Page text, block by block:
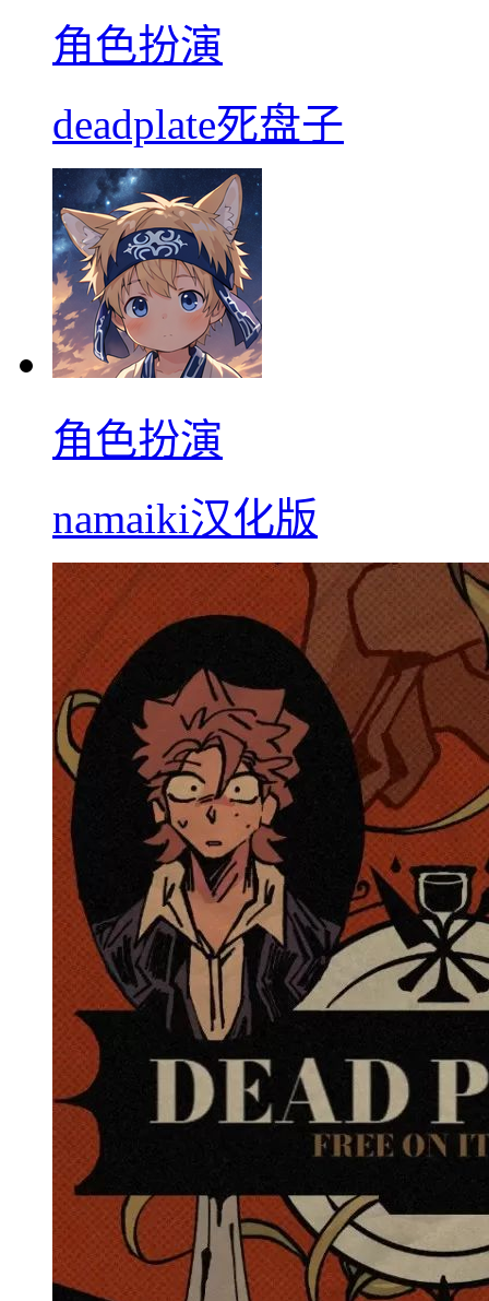
角色扮演
deadplate死盘子
角色扮演
namaiki汉化版